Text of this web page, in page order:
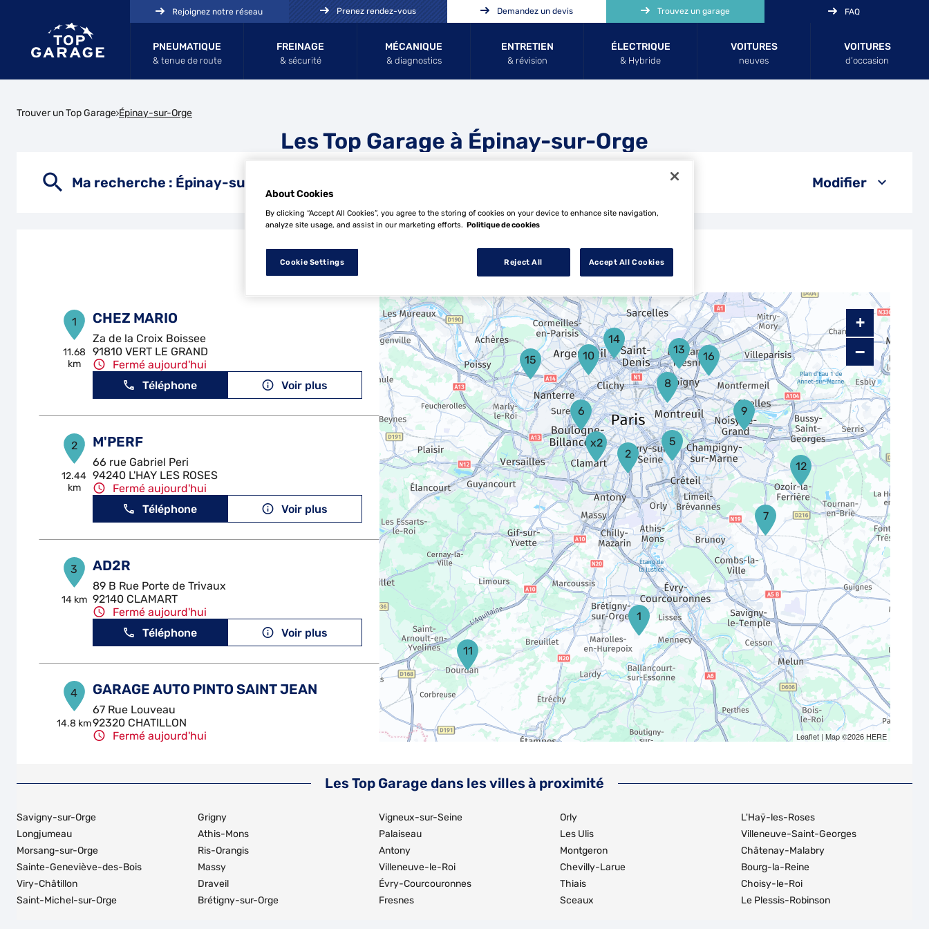
PNEUMATIQUE
& tenue de route
FREINAGE
& sécurité
MÉCANIQUE
& diagnostics
ENTRETIEN
& révision
ÉLECTRIQUE
& Hybride
VOITURES
neuves
VOITURES
d’occasion
Rejoignez notre réseau Prenez rendez-vous Demandez un devis Trouvez un garage FAQ
Trouver un Top Garage Épinay-sur-Orge
Les Top Garage à Épinay-sur-Orge
Ma recherche : Épinay-sur-Orge Modifier
16 Top Garage à Épinay-sur-Orge
1
11.68
km
CHEZ MARIO
Za de la Croix Boissee
91810 VERT LE GRAND
Fermé aujourd'hui
Téléphone
Voir plus
2
12.44
km
M'PERF
66 rue Gabriel Peri
94240 L'HAY LES ROSES
Fermé aujourd'hui
Téléphone
Voir plus
3
14 km
AD2R
89 B Rue Porte de Trivaux
92140 CLAMART
Fermé aujourd'hui
Téléphone
Voir plus
4
14.8 km
GARAGE AUTO PINTO SAINT JEAN
67 Rue Louveau
92320 CHATILLON
Fermé aujourd'hui
5
16.11 km
GARAGE SAINT ELOI
94700 MAISONS ALFORT
15
11
1
12
9
7
6
14
10
16
13
8
5
2
x2
+
−
Leaflet| Map ©2026HERE
Les Top Garage dans les villes à proximité
Savigny-sur-Orge
Longjumeau
Morsang-sur-Orge
Sainte-Geneviève-des-Bois
Viry-Châtillon
Saint-Michel-sur-Orge
Grigny
Athis-Mons
Ris-Orangis
Massy
Draveil
Brétigny-sur-Orge
Vigneux-sur-Seine
Palaiseau
Antony
Villeneuve-le-Roi
Évry-Courcouronnes
Fresnes
Orly
Les Ulis
Montgeron
Chevilly-Larue
Thiais
Sceaux
L'Haÿ-les-Roses
Villeneuve-Saint-Georges
Châtenay-Malabry
Bourg-la-Reine
Choisy-le-Roi
Le Plessis-Robinson
About Cookies
By clicking “Accept All Cookies”, you agree to the storing of cookies on your device to enhance site navigation,
analyze site usage, and assist in our marketing efforts. Politique de cookies
Cookie Settings Reject All Accept All Cookies